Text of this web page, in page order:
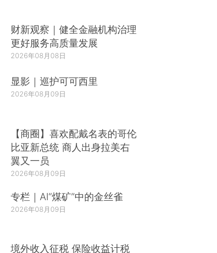
财新观察｜健全金融机构治理
更好服务高质量发展
2026年08月08日
显影｜巡护可可西里
2026年08月09日
【商圈】喜欢配戴名表的哥伦
比亚新总统 商人出身拉美右
翼又一员
2026年08月09日
专栏｜AI“煤矿”中的金丝雀
2026年08月09日
境外收入征税 保险收益计税